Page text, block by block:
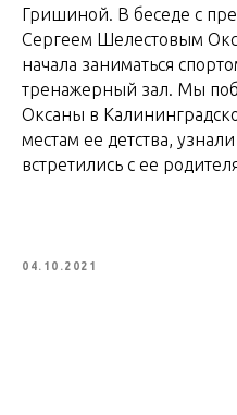
Гришиной. В беседе с
Cергеем Шелестовым
начала заниматься
тренажерный зал. Мы
Оксаны в
местам ее детства,
встретились с ее
04.10.2021